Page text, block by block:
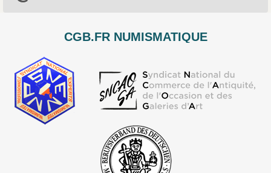
CGB.FR NUMISMATIQUE